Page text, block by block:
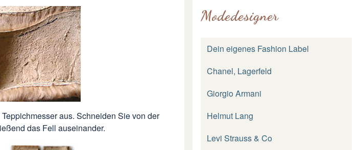
aus. Schneiden Sie von der
das Fell auseinander.
Modedesigner
Dein eigenes Fashion Label
Chanel, Lagerfeld
Giorgio Armani
Helmut Lang
Levi Strauss & Co